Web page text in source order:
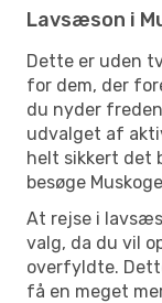
Lavsæson i
Dette er uden
for dem, der
du nyder
udvalget af
helt sikkert det
besøge
At rejse i
valg, da du vil
overfyldte.
få en meget